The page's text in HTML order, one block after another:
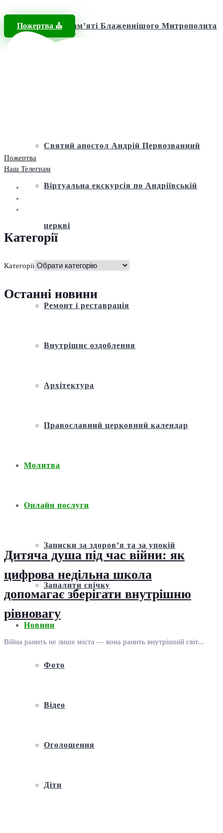
Фонд пам’яті Блаженнішого Митрополита
Святий апостол Андрій Первозванний
Віртуальна екскурсія по Андріївській
церкві
Історія
Ремонт і реставрація
Внутрішнє оздоблення
Архітектура
Православний церковний календар
Молитва
Онлайн послуги
Записки за здоров’я та за упокій
Запалити свічку
Новини
Фото
Відео
Оголошення
Діти
Пожертва ⛪️
Пожертва
Наш Телеграм
Категорії
Категорії
Останні новини
Дитяча душа під час війни: як
цифрова недільна школа
допомагає зберігати внутрішню
рівновагу
Війна ранить не лише міста — вона ранить внутрішній світ...